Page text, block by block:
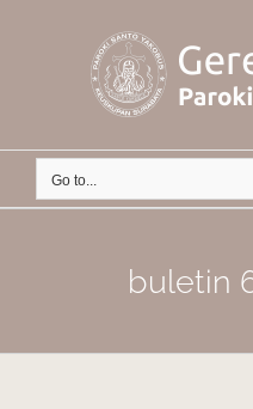
Go to...
buletin